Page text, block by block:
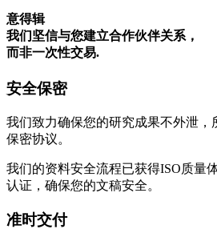
意得辑
我们坚信与您建立合作伙伴关系，
而非一次性交易.
安全保密
我们致力确保您的研究成果不外泄，
保密协议。
我们的资料安全流程已获得ISO质量体
认证，确保您的文稿安全。
准时交付